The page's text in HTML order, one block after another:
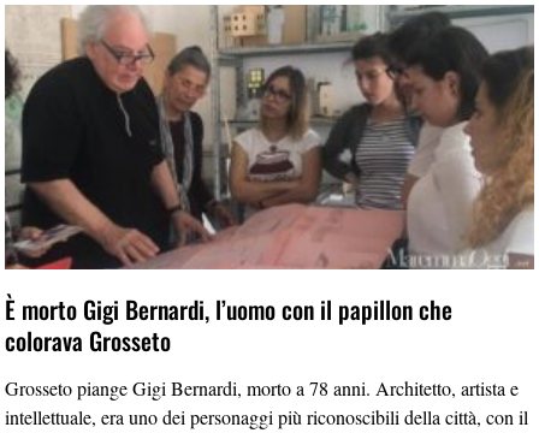
È morto Gigi Bernardi, l’uomo con il papillon che
colorava Grosseto
Grosseto piange Gigi Bernardi, morto a 78 anni. Architetto, artista e
intellettuale, era uno dei personaggi più riconoscibili della città, con il